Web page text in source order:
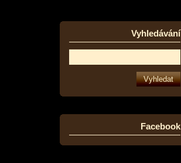
Vyhledávání
Facebook